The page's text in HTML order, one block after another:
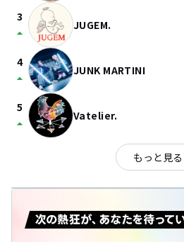
3
arrow_drop_up JUGEM.
4
arrow_drop_up JUNK MARTINI
5
arrow_drop_up Vatelier.
もっと見る